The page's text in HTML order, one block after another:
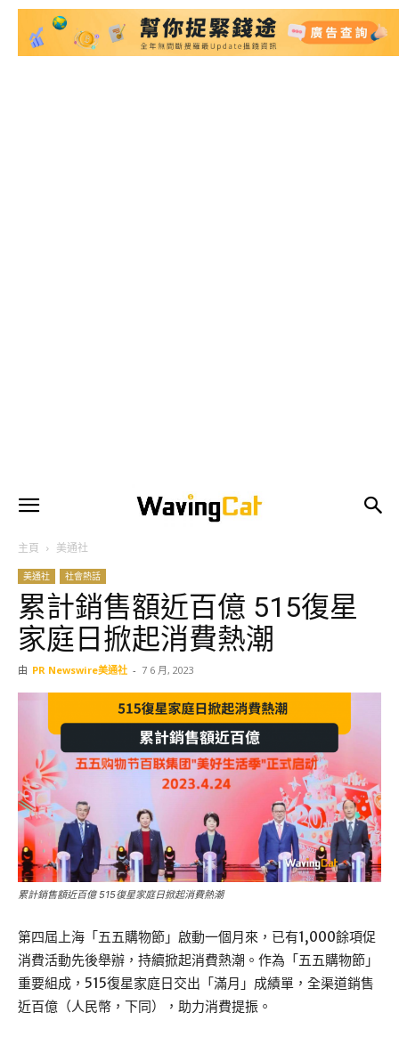
主頁 美通社
美通社 社會熱話
累計銷售額近百億 515復星
家庭日掀起消費熱潮
由 PR Newswire美通社 - 7 6 月, 2023
累計銷售額近百億 515復星家庭日掀起消費熱潮
第四屆上海「五五購物節」啟動一個月來，已有1,000餘項促
消費活動先後舉辦，持續掀起消費熱潮。作為「五五購物節」
重要組成，515復星家庭日交出「滿月」成績單，全渠道銷售
近百億（人民幣，下同），助力消費提振。